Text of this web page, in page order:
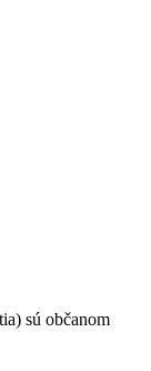
sú občanom